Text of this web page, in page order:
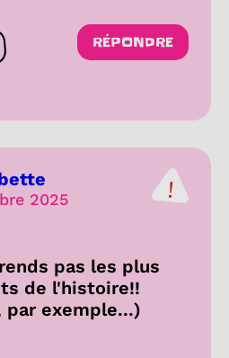
les réactions
RÉPONDRE
2025
pas les plus
de l'histoire!!
par exemple...)